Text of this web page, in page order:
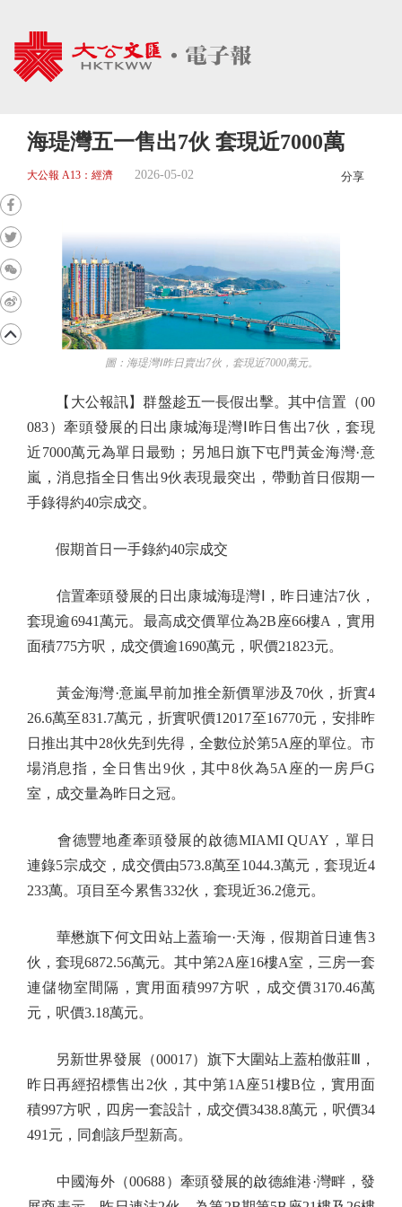
海瑅灣五一售出7伙 套現近7000萬
大公報 A13：經濟 2026-05-02 分享
圖：海瑅灣Ⅰ昨日賣出7伙，套現近7000萬元。
【大公報訊】群盤趁五一長假出擊。其中信置（00
083）牽頭發展的日出康城海瑅灣Ⅰ昨日售出7伙，套現
近7000萬元為單日最勁；另旭日旗下屯門黃金海灣·意
嵐，消息指全日售出9伙表現最突出，帶動首日假期一
手錄得約40宗成交。
假期首日一手錄約40宗成交
信置牽頭發展的日出康城海瑅灣Ⅰ，昨日連沽7伙，
套現逾6941萬元。最高成交價單位為2B座66樓A，實用
面積775方呎，成交價逾1690萬元，呎價21823元。
黃金海灣·意嵐早前加推全新價單涉及70伙，折實4
26.6萬至831.7萬元，折實呎價12017至16770元，安排昨
日推出其中28伙先到先得，全數位於第5A座的單位。市
場消息指，全日售出9伙，其中8伙為5A座的一房戶G
室，成交量為昨日之冠。
會德豐地產牽頭發展的啟德MIAMI QUAY，單日
連錄5宗成交，成交價由573.8萬至1044.3萬元，套現近4
233萬。項目至今累售332伙，套現近36.2億元。
華懋旗下何文田站上蓋瑜一·天海，假期首日連售3
伙，套現6872.56萬元。其中第2A座16樓A室，三房一套
連儲物室間隔，實用面積997方呎，成交價3170.46萬
元，呎價3.18萬元。
另新世界發展（00017）旗下大圍站上蓋柏傲莊Ⅲ，
昨日再經招標售出2伙，其中第1A座51樓B位，實用面
積997方呎，四房一套設計，成交價3438.8萬元，呎價34
491元，同創該戶型新高。
中國海外（00688）牽頭發展的啟德維港·灣畔，發